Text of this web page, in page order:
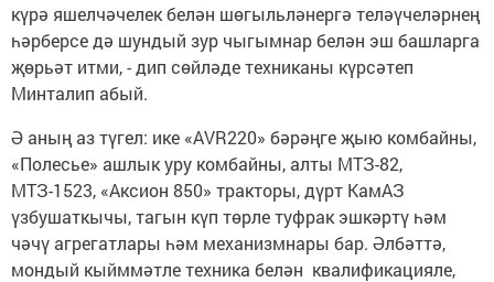
күрә яшелчәчелек белән шөгыльләнергә теләүчеләрнең
һәрберсе дә шундый зур чыгымнар белән эш башларга
җөрьәт итми, - дип сөйләде техниканы күрсәтеп
Минталип абый.
Ә аның аз түгел: ике «AVR220» бәрәңге җыю комбайны,
«Полесье» ашлык уру комбайны, алты МТЗ-82,
МТЗ-1523, «Аксион 850» тракторы, дүрт КамАЗ
үзбушаткычы, тагын күп төрле туфрак эшкәртү һәм
чәчү агрегатлары һәм механизмнары бар. Әлбәттә,
мондый кыйммәтле техника белән квалификацияле,